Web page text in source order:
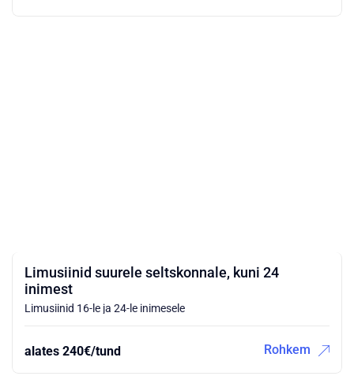
Limusiinid suurele seltskonnale, kuni 24
inimest
Limusiinid 16-le ja 24-le inimesele
alates 240€/tund Rohkem